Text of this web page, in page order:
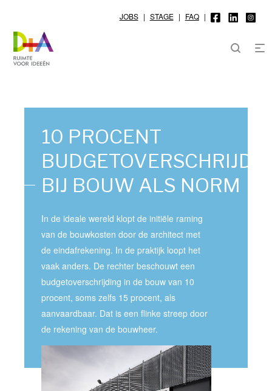
JOBS | STAGE | FAQ |
10 PROCENT
BIJ BOUW ALS NORM
In de ideale wereld klopt de initiële raming
van de bouwkosten door de architect met
de eindafrekening. In de praktijk loopt het
vaak anders. De rechter beschouwt een
budgetoverschrijding in debouw van 10
procent, soms zelfs 15 procent, als
aanvaardbaar. Dat is een flinke streep door
de rekening van de bouwheer.